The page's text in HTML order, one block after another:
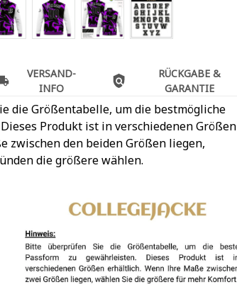
VERSAND-
INFO
RÜCKGABE &
GARANTIE
die Größentabelle, um die bestmögliche
Produkt ist in verschiedenen Größen
zwischen den beiden Größen liegen,
die größere wählen.